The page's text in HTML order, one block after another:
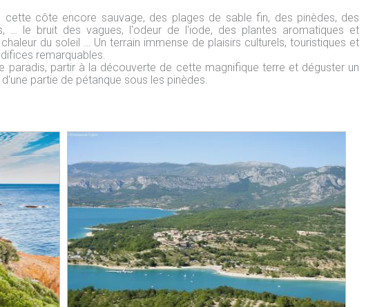
côte encore sauvage, des plages de sable fin, des pinèdes, des
… le bruit des vagues, l'odeur de l'iode, des plantes aromatiques et
du soleil … Un terrain immense de plaisirs culturels, touristiques et
remarquables.
paradis, partir à la découverte de cette magnifique terre et déguster un
partie de pétanque sous les pinèdes.